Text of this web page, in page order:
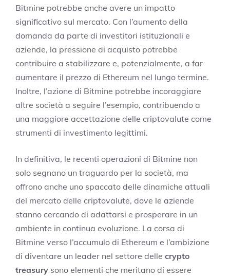
Bitmine potrebbe anche avere un impatto
significativo sul mercato. Con l’aumento della
domanda da parte di investitori istituzionali e
aziende, la pressione di acquisto potrebbe
contribuire a stabilizzare e, potenzialmente, a far
aumentare il prezzo di Ethereum nel lungo termine.
Inoltre, l’azione di Bitmine potrebbe incoraggiare
altre società a seguire l’esempio, contribuendo a
una maggiore accettazione delle criptovalute come
strumenti di investimento legittimi.
In definitiva, le recenti operazioni di Bitmine non
solo segnano un traguardo per la società, ma
offrono anche uno spaccato delle dinamiche attuali
del mercato delle criptovalute, dove le aziende
stanno cercando di adattarsi e prosperare in un
ambiente in continua evoluzione. La corsa di
Bitmine verso l’accumulo di Ethereum e l’ambizione
di diventare un leader nel settore delle crypto
treasury sono elementi che meritano di essere